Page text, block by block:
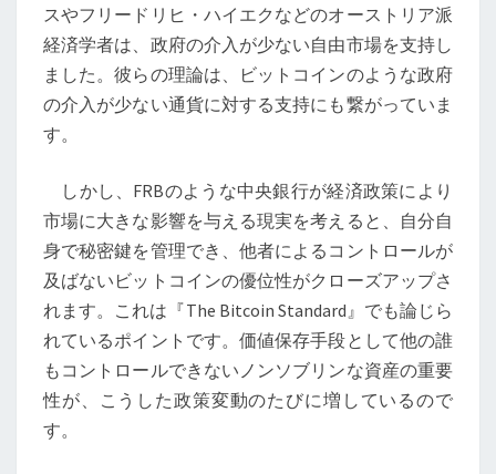
す
可
能
性
の
先
に
あ
る
価
値
保
スやフリードリヒ・ハイエクなどのオーストリア派
経済学者は、政府の介入が少ない自由市場を支持し
ました。彼らの理論は、ビットコインのような政府
の介入が少ない通貨に対する支持にも繋がっていま
す。
しかし、FRBのような中央銀行が経済政策により
市場に大きな影響を与える現実を考えると、自分自
身で秘密鍵を管理でき、他者によるコントロールが
及ばないビットコインの優位性がクローズアップさ
れます。これは『The Bitcoin Standard』でも論じら
れているポイントです。価値保存手段として他の誰
もコントロールできないノンソブリンな資産の重要
性が、こうした政策変動のたびに増しているので
す。